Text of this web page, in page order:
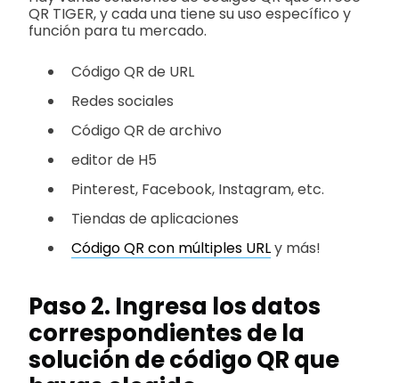
QR TIGER, y cada una tiene su uso específico y
función para tu mercado.
Código QR de URL
Redes sociales
Código QR de archivo
editor de H5
Pinterest, Facebook, Instagram, etc.
Tiendas de aplicaciones
Código QR con múltiples URLy más!
Paso 2. Ingresa los datos
correspondientes de la
solución de código QR que